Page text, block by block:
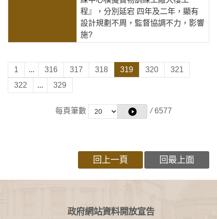
程』，分別延宕 四年及二年，顯有
設計規劃不周，監督協調不力，影響
施?
1 ... 316 317 318 319 320
321
322
... 329
每頁筆數 / 6577
回上一頁 回最上面
:::
政府網站資料開放宣告